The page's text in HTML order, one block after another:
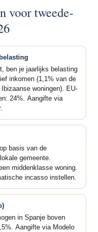
voor tweede-
ben je jaarlijks belasting
inkomen (1,1% van de
woningen). EU-
24%. Aangifte via
basis van de
gemeente.
middenklasse woning.
incasso instellen.
in Spanje boven
Aangifte via Modelo